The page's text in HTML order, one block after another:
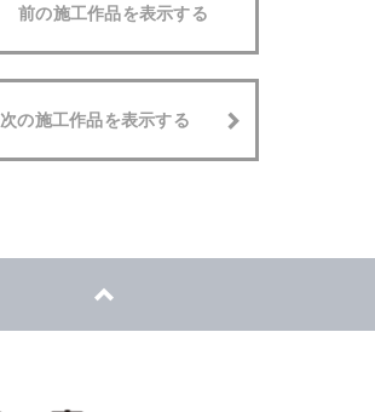
前の施工作品を表示する
次の施工作品を表示する